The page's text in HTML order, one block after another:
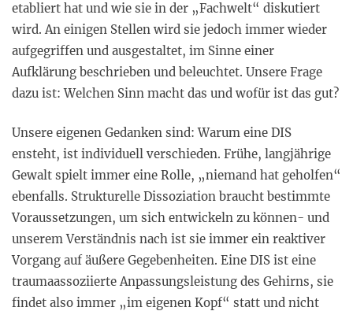
etabliert hat und wie sie in der „Fachwelt“ diskutiert
wird. An einigen Stellen wird sie jedoch immer wieder
aufgegriffen und ausgestaltet, im Sinne einer
Aufklärung beschrieben und beleuchtet. Unsere Frage
dazu ist: Welchen Sinn macht das und wofür ist das gut?
Unsere eigenen Gedanken sind: Warum eine DIS
ensteht, ist individuell verschieden. Frühe, langjährige
Gewalt spielt immer eine Rolle, „niemand hat geholfen“
ebenfalls. Strukturelle Dissoziation braucht bestimmte
Voraussetzungen, um sich entwickeln zu können- und
unserem Verständnis nach ist sie immer ein reaktiver
Vorgang auf äußere Gegebenheiten. Eine DIS ist eine
traumaassoziierte Anpassungsleistung des Gehirns, sie
findet also immer „im eigenen Kopf“ statt und nicht